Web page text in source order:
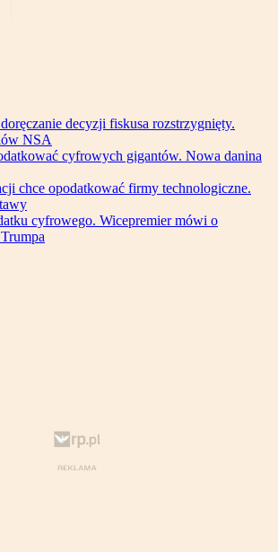
decyzji fiskusa rozstrzygnięty.
NSA
cyfrowych gigantów. Nowa danina
chce opodatkować firmy technologiczne.
cyfrowego. Wicepremier mówi o